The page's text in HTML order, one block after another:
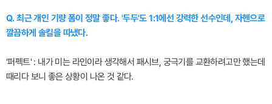
Q. 최근 개인 기량 폼이 정말 좋다. '두두'도 1:1에선 강력한 선수인데, 자헨으로
깔끔하게 솔킬을 따냈다.
'퍼펙트' : 내가 미는 라인이라 생각해서 패시브, 궁극기를 교환하려고만 했는데
때리다 보니 좋은 상황이 나온 것 같다.